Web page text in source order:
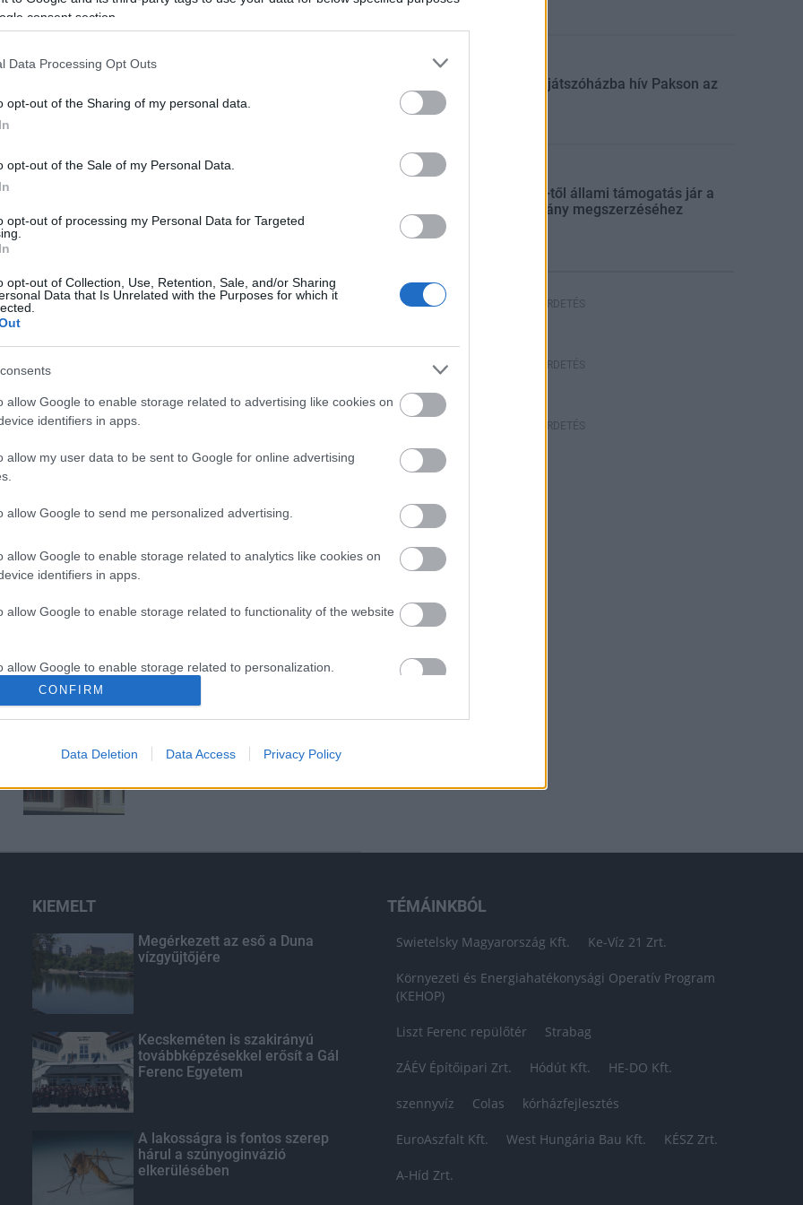
consent section.
Data Processing Opt Outs
opt-out of the Sharing of my personal data.
opt-out of the Sale of my Personal Data.
opt-out of processing my Personal Data for Targeted
opt-out of Collection, Use, Retention, Sale, and/or Sharing
Data that Is Unrelated with the Purposes for which it
allow Google to enable storage related to advertising like cookies on
identifiers in apps.
allow my user data to be sent to Google for online advertising
allow Google to send me personalized advertising.
allow Google to enable storage related to analytics like cookies on
identifiers in apps.
allow Google to enable storage related to functionality of the website
allow Google to enable storage related to personalization.
allow Google to enable storage related to security, including
CONFIRM
Data Deletion Data Access Privacy Policy
talán még
tartható az
Az atomerőmű egyetlen
hatása a környezetre, hogy a
köve mesél – megújul a tatai
Bicske Kelet csomópont építése
csomópont épül Angyalföldön
Hódmezővásárhely jó hírű
Húsvéti játszóházba hív Pakson az
Július 1-től állami támogatás jár a
jogosítvány megszerzéséhez
HIRDETÉS
HIRDETÉS
HIRDETÉS
KIEMELT
Megérkezett az eső a Duna
vízgyűjtőjére
Kecskeméten is szakirányú
továbbképzésekkel erősít a Gál
Ferenc Egyetem
A lakosságra is fontos szerep
hárul a szúnyoginvázió
elkerülésében
TÉMÁINKBÓL
Swietelsky Magyarország Kft. Ke-Víz 21 Zrt.
Környezeti és Energiahatékonysági Operatív Program
(KEHOP)
Liszt Ferenc repülőtér Strabag
ZÁÉV Építőipari Zrt. Hódút Kft. HE-DO Kft.
szennyvíz Colas kórházfejlesztés
EuroAszfalt Kft. West Hungária Bau Kft. KÉSZ Zrt.
A-Híd Zrt.